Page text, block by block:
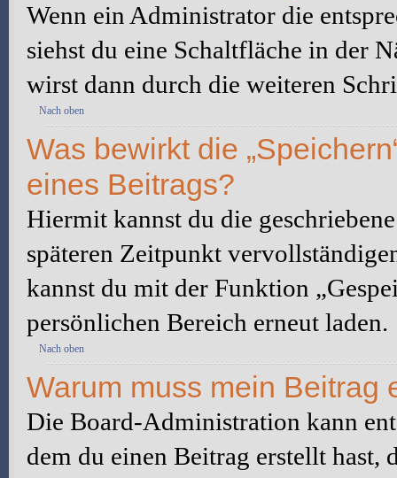
Wenn ein Administrator die
siehst du eine Schaltfläche in der
wirst dann durch die weiteren
Nach oben
Was bewirkt die
eines Beitrags?
Hiermit kannst du die
späteren Zeitpunkt
kannst du mit der Funktion
persönlichen Bereich erneut laden.
Nach oben
Warum muss mein Beitrag
Die Board-Administration kann
dem du einen Beitrag erstellt hast,